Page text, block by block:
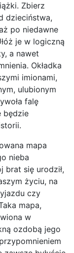
Zbierz
dzieciństwa,
po niedawne
je w logiczną
a nawet
Okładka
imionami,
ulubionym
falę
będzie
mapa
nieba
brat się urodził,
życiu, na
czy
mapa,
w
ozdobą jego